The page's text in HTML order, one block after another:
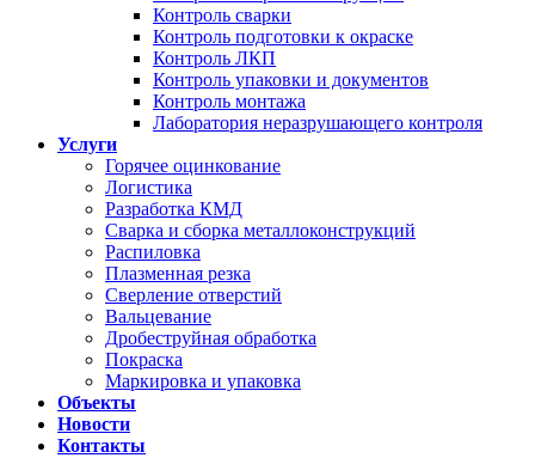
Контроль сварки
Контроль подготовки к окраске
Контроль ЛКП
Контроль упаковки и документов
Контроль монтажа
Лаборатория неразрушающего контроля
Услуги
Горячее оцинкование
Логистика
Разработка КМД
Сварка и сборка металлоконструкций
Распиловка
Плазменная резка
Сверление отверстий
Вальцевание
Дробеструйная обработка
Покраска
Маркировка и упаковка
Объекты
Новости
Контакты